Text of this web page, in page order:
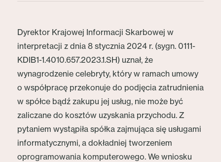
Dyrektor Krajowej Informacji Skarbowej w
interpretacji z dnia 8 stycznia 2024 r. (sygn. 0111-
KDIB1-1.4010.657.2023.1.SH) uznał, że
wynagrodzenie celebryty, który w ramach umowy
o współpracę przekonuje do podjęcia zatrudnienia
w spółce bądź zakupu jej usług, nie może być
zaliczane do kosztów uzyskania przychodu. Z
pytaniem wystąpiła spółka zajmująca się usługami
informatycznymi, a dokładniej tworzeniem
oprogramowania komputerowego. We wniosku